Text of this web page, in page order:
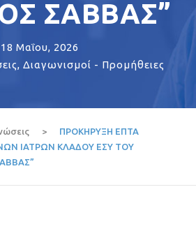
ΣΑΒΒΑΣ”
18 Μαΐου, 2026
, Διαγωνισμοί - Προμήθειες
>
ΠΡΟΚΗΡΥΞΗ ΕΠΤΑ
ΙΑΤΡΩΝ ΚΛΑΔΟΥ ΕΣΥ ΤΟΥ